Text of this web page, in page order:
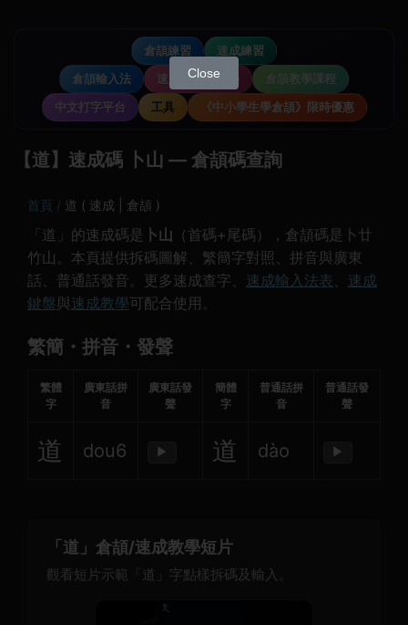
倉頡練習
速成練習
倉頡輸入法
速成輸入法教學
倉頡教學課程
中文打字平台
工具 《中小學生學倉頡》限時優惠
【道】速成碼 卜山 — 倉頡碼查詢
首頁 道 ( 速成 | 倉頡 )
「道」的速成碼是 卜山 （首碼+尾碼），倉頡碼是卜廿
竹山。本頁提供拆碼圖解、繁簡字對照、拼音與廣東
話、普通話發音。更多速成查字、 速成輸入法表、 速成
鍵盤與速成教學可配合使用。
繁簡・拼音・發聲
繁體
字
廣東話拼
音
廣東話發
聲
簡體
字
普通話拼
音
普通話發
聲
道 dou6 ▶ 道 dào ▶
「道」倉頡/速成教學短片
觀看短片示範「道」字點樣拆碼及輸入。
Close